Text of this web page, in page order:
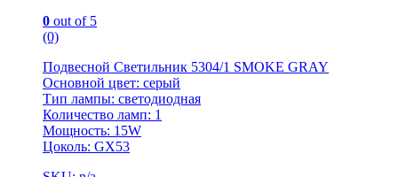
0 out of 5
(0)
Подвесной Светильник 5304/1 SMOKE GRAY
Основной цвет: серый
Тип лампы: светодиодная
Количество ламп: 1
Мощность: 15W
Цоколь: GX53